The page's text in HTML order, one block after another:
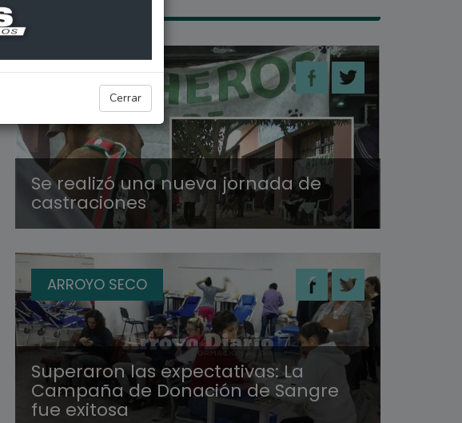
Cerrar
ARROYO SECO
Se realizó una nueva jornada de
castraciones
ARROYO SECO
Superaron las expectativas: La
Campaña de Donación de Sangre
fue exitosa